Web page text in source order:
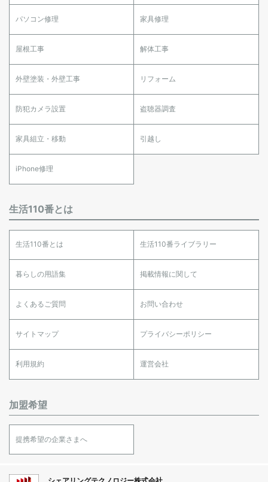
パソコン修理 家具修理
屋根工事 解体工事
外壁塗装・外壁工事 リフォーム
防犯カメラ設置 盗聴器調査
家具組立・移動 引越し
iPhone修理
生活110番とは
生活110番とは 生活110番ライブラリー
暮らしの用語集 掲載情報に関して
よくあるご質問 お問い合わせ
サイトマップ プライバシーポリシー
利用規約 運営会社
加盟希望
提携希望の企業さまへ